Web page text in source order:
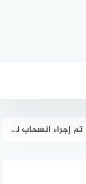
تم إجراء انسحاب للمثلث ل م ن مقداره 5 وحدات إلى اليسار و 3 وحدات إلى أسفل. إذا كان إحداثيا النقطة ل(-3، 8)، فما إحداثيا النقطة ل؟